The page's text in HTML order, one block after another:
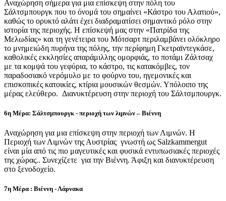
Αναχώρηση σήμερα για μια επίσκεψη στην πόλη του
Σάλτσμπουργκ που το όνομά του σημαίνει «Κάστρο του Αλατιού»,
καθώς το ορυκτό αλάτι έχει διαδραματίσει σημαντικό ρόλο στην
ιστορία της περιοχής. Η επίσκεψή μας στην «Πατρίδα της
Μελωδίας» και τη γενέτειρα του Μότσαρτ περιλαμβάνει ολόκληρο
το μνημειώδη πυρήνα της πόλης, την περίφημη Γκετραϊντεγκάσε,
καθολικές εκκλησίες απαράμιλλης ομορφιάς, το ποτάμι Ζάλτσαχ
με τα κομψά του γεφύρια, το κάστρο, τις κατακόμβες, τον
παραδοσιακό νερόμυλο με το φούρνο του, ηγεμονικές και
επισκοπικές κατοικίες, κτίρια μουσικών θεσμών. Υπόλοιπο της
μέρας ελεύθερο. Διανυκτέρευση στην περιοχή του Σάλτσμπουργκ.
6η Mέρα: Σάλτσμπουργκ - περιοχή των λιμνών – Βιέννη
Αναχώρηση για μια επίσκεψη στην περιοχή των Λιμνών. Η
Περιοχή των Λιμνών της Αυστρίας γνωστή ως Salzkammergut
είναι μία από τις πιο μαγευτικές και φυσικά εντυπωσιακές περιοχές
της χώρας.. Συνεχίζετε για την Βιέννη. Άφιξη και διανυκτέρευση
στο ξενοδοχείο.
7η Mέρα : Βιέννη - Λάρνακα